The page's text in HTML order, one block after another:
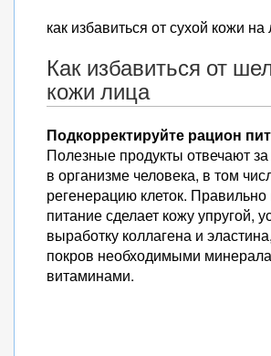
как избавиться от сухой кожи на
Как избавиться от
кожи лица
Подкорректируйте рацион
Полезные продукты отвечают
в организме человека, в том
регенерацию клеток.
питание сделает кожу упругой,
выработку коллагена и
покров необходимыми
витаминами.